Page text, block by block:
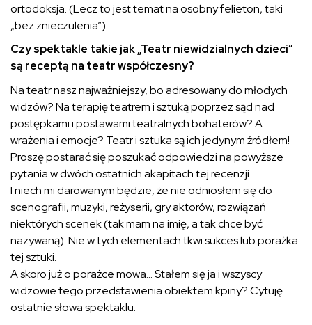
ortodoksja. (Lecz to jest temat na osobny felieton, taki
„bez znieczulenia”).
Czy spektakle takie jak „Teatr niewidzialnych dzieci”
są receptą na teatr współczesny?
Na teatr nasz najważniejszy, bo adresowany do młodych
widzów? Na terapię teatrem i sztuką poprzez sąd nad
postępkami i postawami teatralnych bohaterów? A
wrażenia i emocje? Teatr i sztuka są ich jedynym źródłem!
Proszę postarać się poszukać odpowiedzi na powyższe
pytania w dwóch ostatnich akapitach tej recenzji.
I niech mi darowanym będzie, że nie odniosłem się do
scenografii, muzyki, reżyserii, gry aktorów, rozwiązań
niektórych scenek (tak mam na imię, a tak chce być
nazywaną). Nie w tych elementach tkwi sukces lub porażka
tej sztuki.
A skoro już o porażce mowa… Stałem się ja i wszyscy
widzowie tego przedstawienia obiektem kpiny? Cytuję
ostatnie słowa spektaklu: